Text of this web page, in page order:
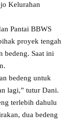
Kelurahan
Pantai BBWS
proyek tengah
bedeng. Saat ini
bedeng untuk
lagi,” tutur Dani.
terlebih dahulu
dua bedeng